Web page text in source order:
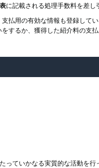
に記載される処理手数料を差し
払用の有効な情報も登録して
するか、獲得した紹介料の支
っていかなる実質的な活動を